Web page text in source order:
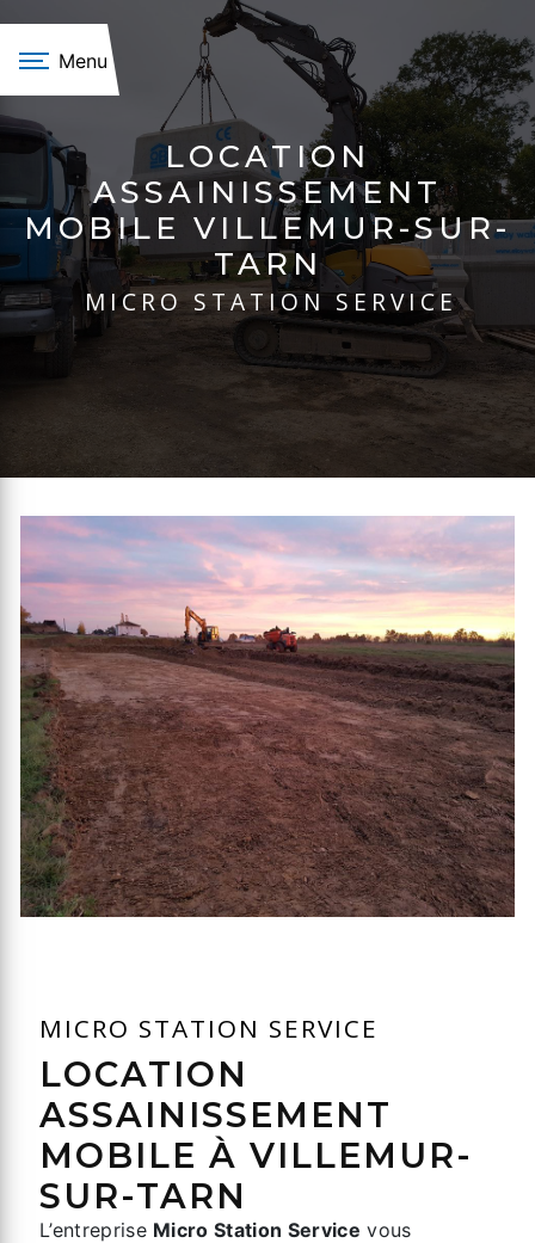
Menu
LOCATION
ASSAINISSEMENT
MOBILE VILLEMUR-SUR-
TARN
MICRO STATION SERVICE
MICRO STATION SERVICE
LOCATION
ASSAINISSEMENT
MOBILE À VILLEMUR-
SUR-TARN
L’entreprise Micro Station Service vous
Panneau de gestion des cookies